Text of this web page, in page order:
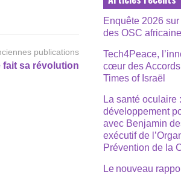
publications
fait sa révolution
Enquête 2026
des OSC
Tech4Peace,
cœur des Accords
Times of Israël
La santé oculaire
développement
avec Benjamin
exécutif de
Prévention de la
Le nouveau